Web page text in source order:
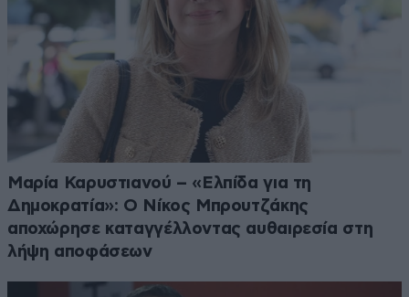
Μαρία Καρυστιανού – «Ελπίδα για τη
Δημοκρατία»: Ο Νίκος Μπρουτζάκης
αποχώρησε καταγγέλλοντας αυθαιρεσία στη
λήψη αποφάσεων